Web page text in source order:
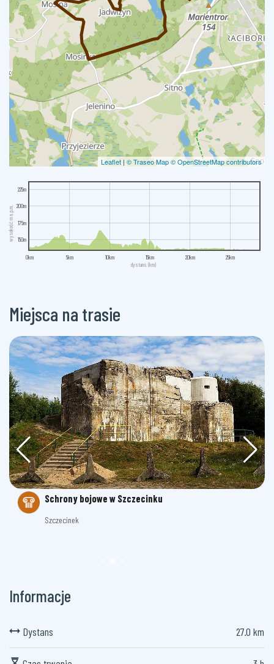
Leaflet|© Traseo Map© OpenStreetMap contributors
dystans (km)
wysokość m n.p.m.
0km 5km 10km 15km 20km 25km
150m
175m
200m
225m
Miejsca na trasie
Schrony bojowe w Szczecinku
Szczecinek
Informacje
Dystans 27.0 km